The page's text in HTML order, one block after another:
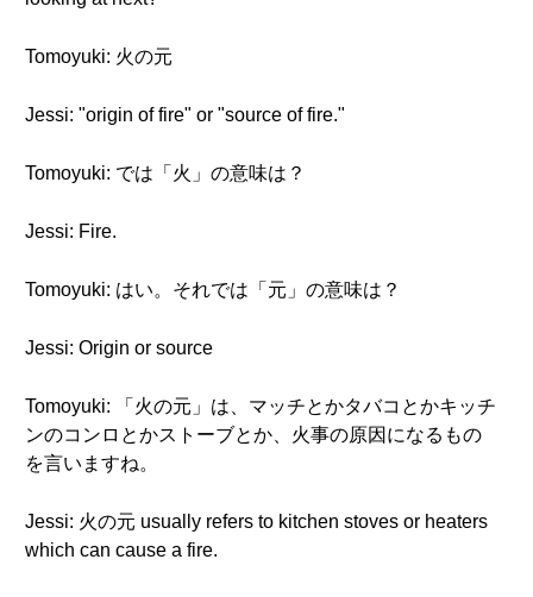
Tomoyuki: 火の元
Jessi: "origin of fire" or "source of fire."
Tomoyuki: では「火」の意味は？
Jessi: Fire.
Tomoyuki: はい。それでは「元」の意味は？
Jessi: Origin or source
Tomoyuki: 「火の元」は、マッチとかタバコとかキッチ
ンのコンロとかストーブとか、火事の原因になるもの
を言いますね。
Jessi: 火の元 usually refers to kitchen stoves or heaters
which can cause a fire.